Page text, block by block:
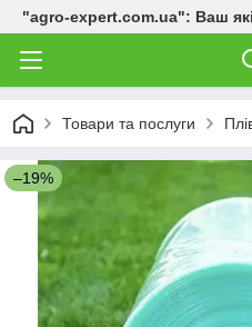
"agro-expert.com.ua": Ваш
Товари та послуги
–19%